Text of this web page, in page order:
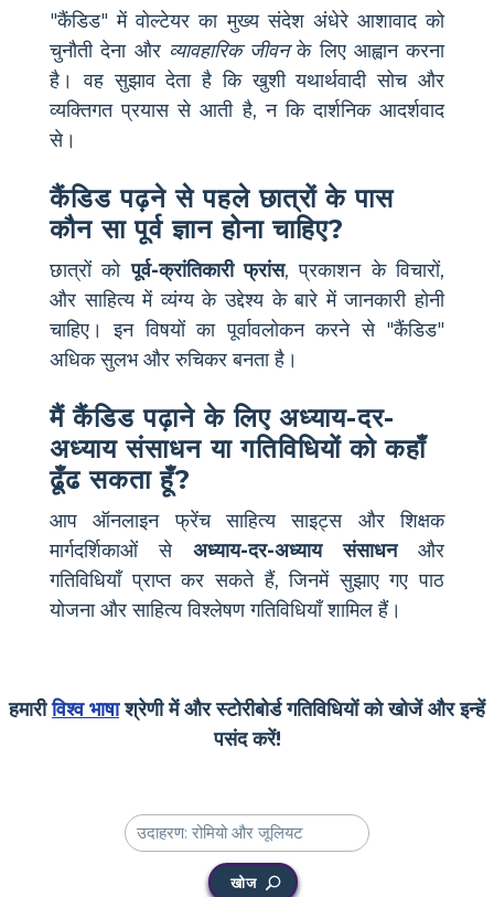
"कैंडिड" में वोल्टेयर का मुख्य संदेश अंधेरे आशावाद को
चुनौती देना और व्यावहारिक जीवनके लिए आह्वान करना
है। वह सुझाव देता है कि खुशी यथार्थवादी सोच और
व्यक्तिगत प्रयास से आती है, न कि दार्शनिक आदर्शवाद
से।
कैंडिड पढ़ने से पहले छात्रों के पास
कौन सा पूर्व ज्ञान होना चाहिए?
छात्रों कोपूर्व-क्रांतिकारी फ्रांस, प्रकाशन के विचारों,
और साहित्य में व्यंग्य के उद्देश्य के बारे में जानकारी होनी
चाहिए। इन विषयों का पूर्वावलोकन करने से "कैंडिड"
अधिक सुलभ और रुचिकर बनता है।
मैं कैंडिड पढ़ाने के लिए अध्याय-दर-
अध्याय संसाधन या गतिविधियों को कहाँ
ढूँढ सकता हूँ?
आप ऑनलाइन फ्रेंच साहित्य साइट्स और शिक्षक
मार्गदर्शिकाओं से अध्याय-दर-अध्याय संसाधनऔर
गतिविधियाँ प्राप्त कर सकते हैं, जिनमें सुझाए गए पाठ
योजना और साहित्य विश्लेषण गतिविधियाँ शामिल हैं।
हमारीविश्व भाषाश्रेणी में और स्टोरीबोर्ड गतिविधियों को खोजें और इन्हें
पसंद करें!
खोज